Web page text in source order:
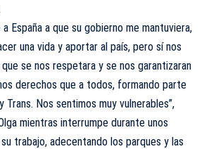
a España a que su gobierno me mantuviera,
una vida y aportar al país, pero sí nos
se nos respetara y se nos garantizaran
derechos que a todos, formando parte
Trans. Nos sentimos muy vulnerables”,
mientras interrumpe durante unos
trabajo, adecentando los parques y las